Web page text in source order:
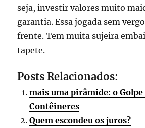
seja, investir valores muito
garantia. Essa jogada sem
frente. Tem muita sujeira
tapete.
Posts Relacionados:
mais uma pirâmide: o Golpe
Contêineres
Quem escondeu os juros?